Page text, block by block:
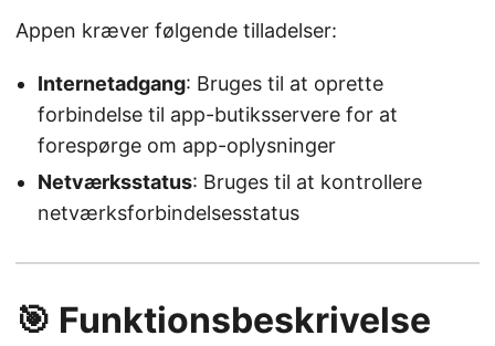
Appen kræver følgende tilladelser:
Internetadgang: Bruges til at oprette
forbindelse til app-butiksservere for at
forespørge om app-oplysninger
Netværksstatus: Bruges til at kontrollere
netværksforbindelsesstatus
🎯 Funktionsbeskrivelse